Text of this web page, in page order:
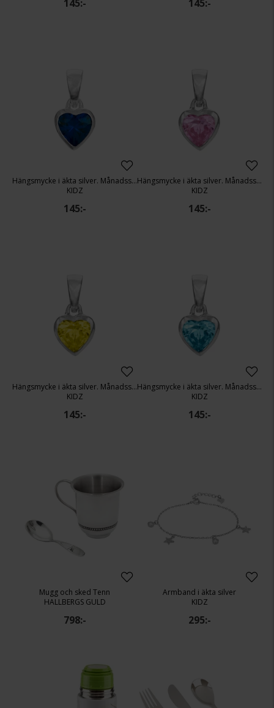
145:- 145:-
Hängsmycke i äkta silver. Månadssten: September
KIDZ
145:-
Hängsmycke i äkta silver. Månadssten: Oktober
KIDZ
145:-
Hängsmycke i äkta silver. Månadssten: November
KIDZ
145:-
Hängsmycke i äkta silver. Månadssten: December
KIDZ
145:-
Mugg och sked Tenn
HALLBERGS GULD
798:-
Armband i äkta silver
KIDZ
295:-